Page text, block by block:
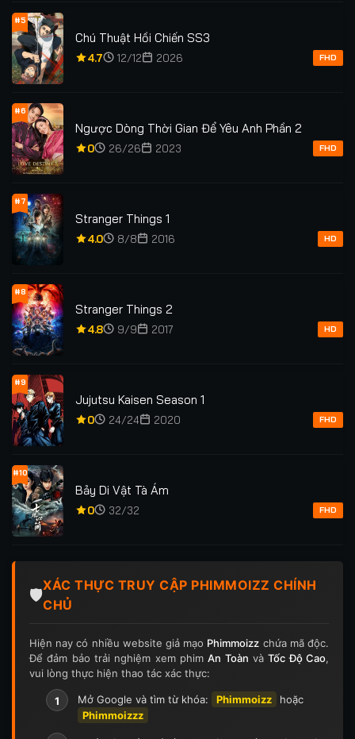
#5
Chú Thuật Hồi Chiến SS3
4.7 12/12 2026 FHD
#6
Ngược Dòng Thời Gian Để Yêu Anh Phần 2
0 26/26 2023 FHD
#7
Stranger Things 1
4.0 8/8 2016 HD
#8
Stranger Things 2
4.8 9/9 2017 HD
#9
Jujutsu Kaisen Season 1
0 24/24 2020 FHD
#10
Bảy Di Vật Tà Ám
0 32/32 FHD
🛡️
XÁC THỰC TRUY CẬP PHIMMOIZZ CHÍNH
CHỦ
Hiện nay có nhiều website giả mạo Phimmoizz chứa mã độc.
Để đảm bảo trải nghiệm xem phimAn Toàn vàTốc Độ Cao,
vui lòng thực hiện thao tác xác thực:
1 Mở Google và tìm từ khóa: Phimmoizz
hoặc
Phimmoizzz